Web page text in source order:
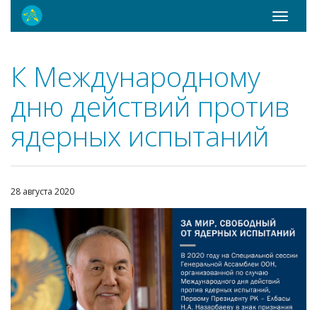
Toggle
К Международному
дню действий против
ядерных испытаний
28 августа 2020